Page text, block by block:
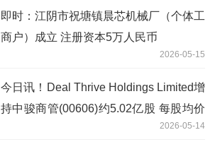
即时：江阴市祝塘镇晨芯机械厂（个体工
商户）成立 注册资本5万人民币
2026-05-15
今日讯！Deal Thrive Holdings Limited增
持中骏商管(00606)约5.02亿股 每股均价
2026-05-14